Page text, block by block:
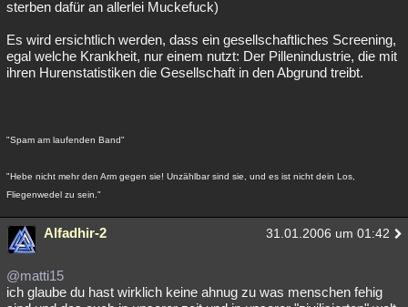
sterben dafür an allerlei Muckefuck)
Es wird ersichtlich werden, dass ein gesellschaftliches Screening,
egal welche Krankheit, nur einem nutzt: Der Pillenindustrie, die mit
ihren Hurenstatistiken die Gesellschaft in den Abgrund treibt.
"Spam am laufenden Band"
"Hebe nicht mehr den Arm gegen sie! Unzählbar sind sie, und es ist nicht dein Los,
Fliegenwedel zu sein."
Alfadhir-2 31.01.2006 um 01:42
@matti15
ich glaube du hast wirklich keine ahnug zu was menschen fehig